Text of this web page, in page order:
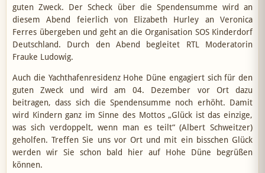
guten Zweck. Der Scheck über die Spendensumme wird an
diesem Abend feierlich von Elizabeth Hurley an Veronica
Ferres übergeben und geht an die Organisation SOS Kinderdorf
Deutschland. Durch den Abend begleitet RTL Moderatorin
Frauke Ludowig.
Auch die Yachthafenresidenz Hohe Düne engagiert sich für den
guten Zweck und wird am 04. Dezember vor Ort dazu
beitragen, dass sich die Spendensumme noch erhöht. Damit
wird Kindern ganz im Sinne des Mottos „Glück ist das einzige,
was sich verdoppelt, wenn man es teilt“ (Albert Schweitzer)
geholfen. Treffen Sie uns vor Ort und mit ein bisschen Glück
werden wir Sie schon bald hier auf Hohe Düne begrüßen
können.